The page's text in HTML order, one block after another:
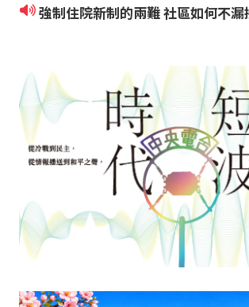
強制住院新制的兩難 社區如何不漏